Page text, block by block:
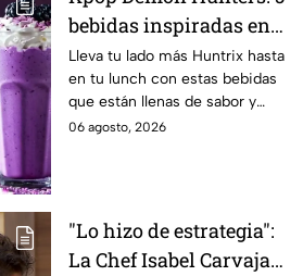
bebidas inspiradas en
las guerreras Huntrix
para llevar a la escuela
este regreso a clases
2026; son saludables y
Lleva tu lado más Huntrix hasta
en tu lunch con estas bebidas
que están llenas de sabor y
frescura.
06 agosto, 2026
"Lo hizo de estrategia":
La Chef Isabel Carvajal